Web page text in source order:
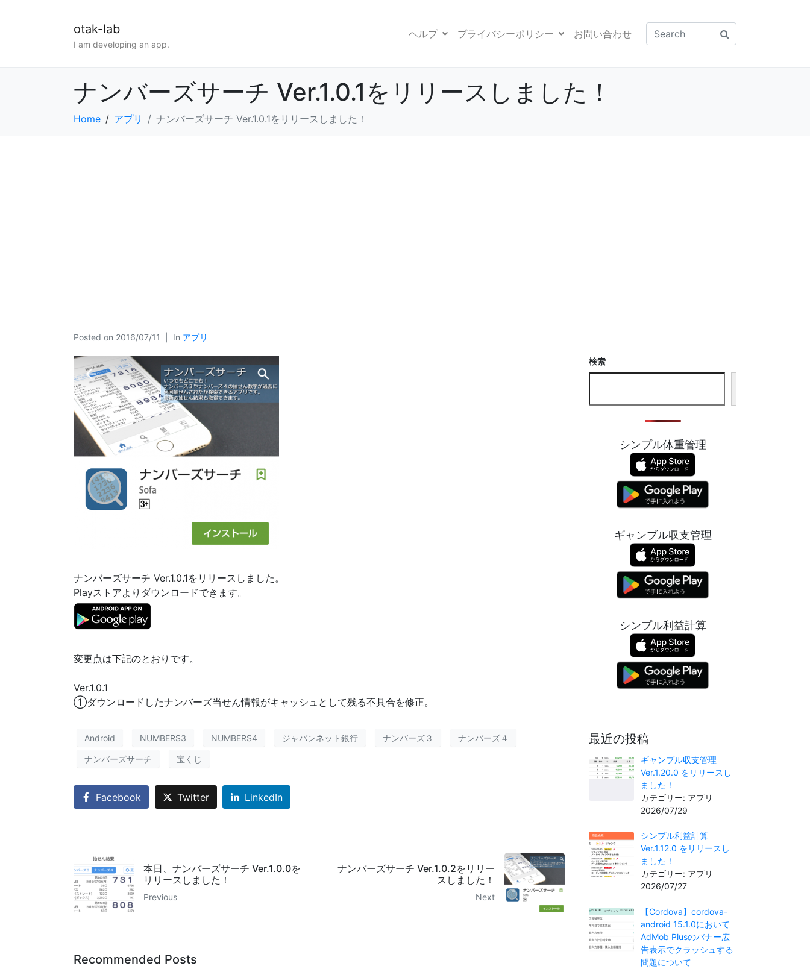
otak-lab
I am developing an app.
ヘルプ プライバシーポリシー お問い合わせ
ナンバーズサーチ Ver.1.0.1をリリースしました！
Home アプリ ナンバーズサーチ Ver.1.0.1をリリースしました！
Posted on 2016/07/11 In アプリ
ナンバーズサーチ Ver.1.0.1をリリースしました。
Playストアよりダウンロードできます。
変更点は下記のとおりです。
Ver.1.0.1
①ダウンロードしたナンバーズ当せん情報がキャッシュとして残る不具合を修正。
Android NUMBERS3 NUMBERS4 ジャパンネット銀行 ナンバーズ３ ナンバーズ４
ナンバーズサーチ 宝くじ
Facebook Twitter LinkedIn
本日、ナンバーズサーチ Ver.1.0.0を
リリースしました！
Previous
ナンバーズサーチ Ver.1.0.2をリリー
スしました！
Next
Recommended Posts
検索
シンプル体重管理
ギャンブル収支管理
シンプル利益計算
最近の投稿
ギャンブル収支管理
Ver.1.20.0 をリリースし
ました！
カテゴリー: アプリ
2026/07/29
シンプル利益計算
Ver.1.12.0 をリリースし
ました！
カテゴリー: アプリ
2026/07/27
【Cordova】cordova-
android 15.1.0において
AdMob Plusのバナー広
告表示でクラッシュする
問題について